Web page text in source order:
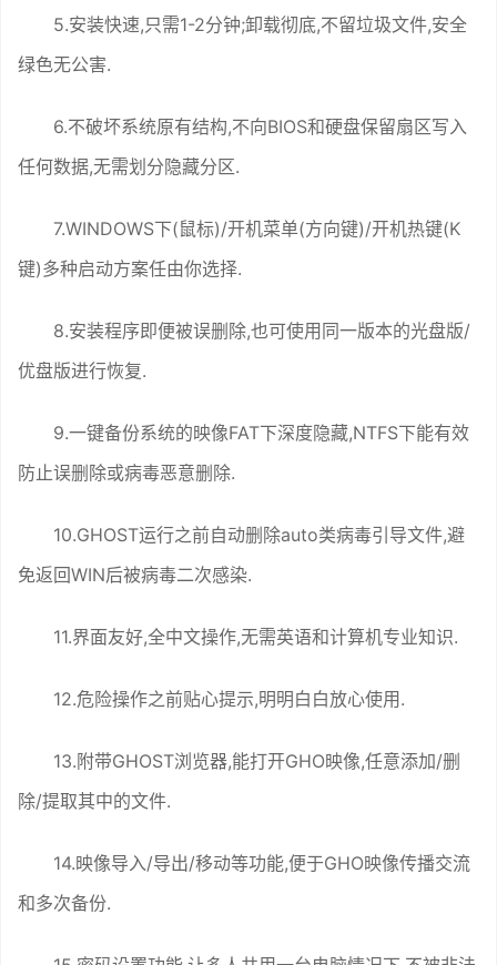
5.安装快速,只需1-2分钟;卸载彻底,不留垃圾文件,安全
绿色无公害.
6.不破坏系统原有结构,不向BIOS和硬盘保留扇区写入
任何数据,无需划分隐藏分区.
7.WINDOWS下(鼠标)/开机菜单(方向键)/开机热键(K
键)多种启动方案任由你选择.
8.安装程序即便被误删除,也可使用同一版本的光盘版/
优盘版进行恢复.
9.一键备份系统的映像FAT下深度隐藏,NTFS下能有效
防止误删除或病毒恶意删除.
10.GHOST运行之前自动删除auto类病毒引导文件,避
免返回WIN后被病毒二次感染.
11.界面友好,全中文操作,无需英语和计算机专业知识.
12.危险操作之前贴心提示,明明白白放心使用.
13.附带GHOST浏览器,能打开GHO映像,任意添加/删
除/提取其中的文件.
14.映像导入/导出/移动等功能,便于GHO映像传播交流
和多次备份.